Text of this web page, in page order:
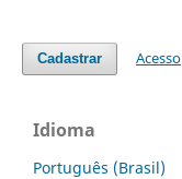
Cadastrar Acesso
Idioma
Português (Brasil)